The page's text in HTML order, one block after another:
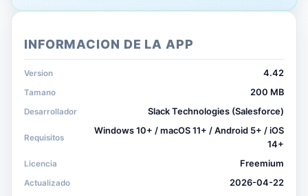
INFORMACION DE LA APP
Version 4.42
Tamano 200 MB
Desarrollador Slack Technologies (Salesforce)
Requisitos
Windows 10+ / macOS 11+ / Android 5+ / iOS
14+
Licencia Freemium
Actualizado 2026-04-22